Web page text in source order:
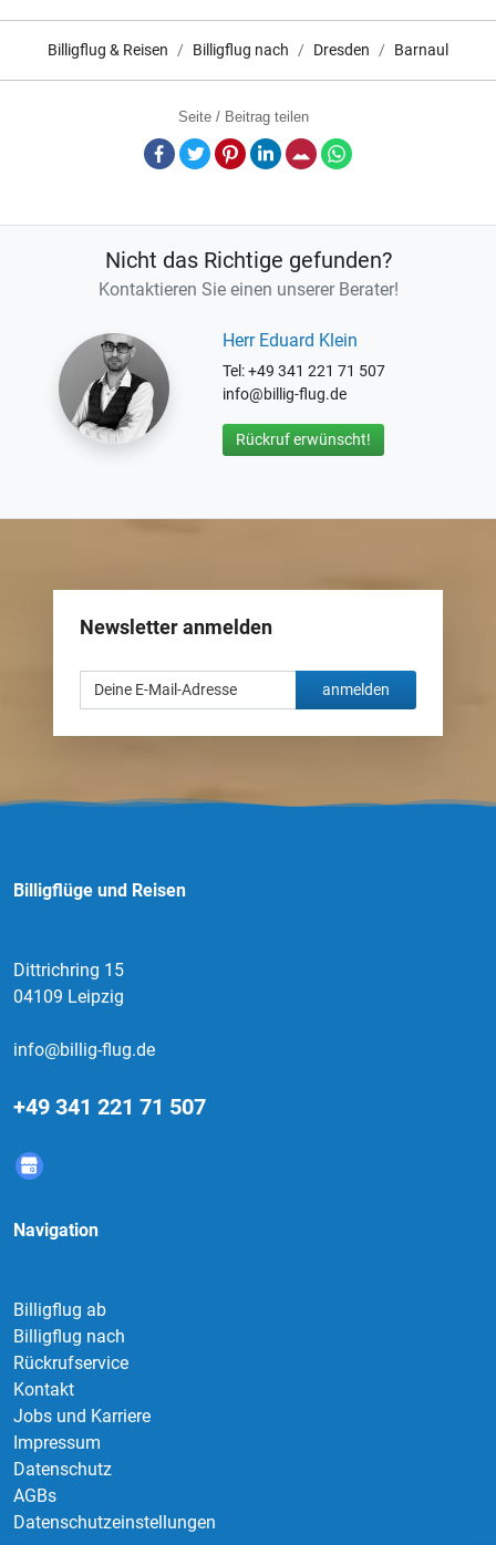
Billigflug & Reisen Billigflug nach Dresden Barnaul
Seite / Beitrag teilen
Facebook
TwitterPinterestLinkedInE-Mail
Nicht das Richtige gefunden?
Kontaktieren Sie einen unserer Berater!
Herr Eduard Klein
Tel: +49 341 221 71 507
info@billig-flug.de
Rückruf erwünscht!
Newsletter anmelden
anmelden
Billigflüge und Reisen
Dittrichring 15
04109 Leipzig
info@billig-flug.de
+49 341 221 71 507
Navigation
Billigflug ab
Billigflug nach
Rückrufservice
Kontakt
Jobs und Karriere
Impressum
Datenschutz
AGBs
Datenschutzeinstellungen